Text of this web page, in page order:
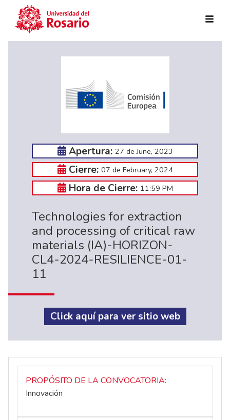
Apertura: 27 de June, 2023
Cierre: 07 de February, 2024
Hora de Cierre: 11:59 PM
Technologies for extraction
and processing of critical raw
materials (IA)-HORIZON-
CL4-2024-RESILIENCE-01-
11
Click aquí para ver sitio web
PROPÓSITO DE LA CONVOCATORIA
Innovación